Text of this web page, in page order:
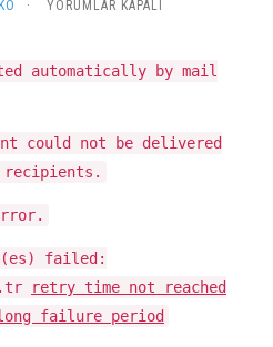
·
RETRY
REACHED
AFTER
A
IÇIN
YORUMLAR KAPALI
automatically by mail
could not be delivered
failed:
retry time not reached
failure period